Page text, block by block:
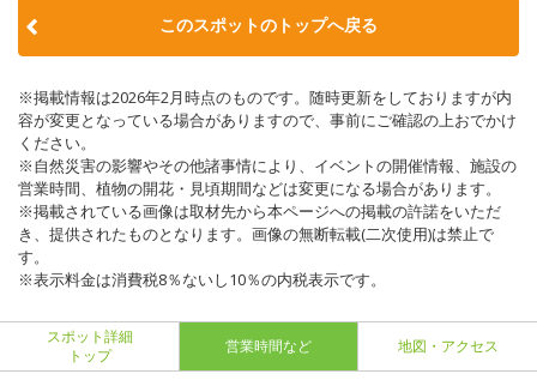
このスポットのトップへ戻る
※掲載情報は2026年2月時点のものです。随時更新をしておりますが内
容が変更となっている場合がありますので、事前にご確認の上おでかけ
ください。
※自然災害の影響やその他諸事情により、イベントの開催情報、施設の
営業時間、植物の開花・見頃期間などは変更になる場合があります。
※掲載されている画像は取材先から本ページへの掲載の許諾をいただ
き、提供されたものとなります。画像の無断転載(二次使用)は禁止で
す。
※表示料金は消費税8％ないし10％の内税表示です。
スポット詳細
トップ
営業時間など 地図・アクセス